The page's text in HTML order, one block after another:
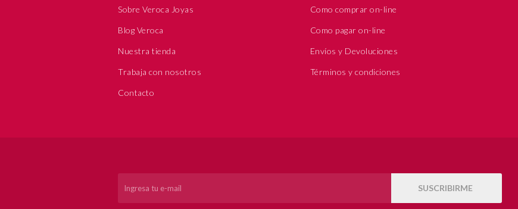
SUSCRIBIRME
Sobre Veroca Joyas
Blog Veroca
Nuestra tienda
Trabaja con nosotros
Contacto
Como comprar on-line
Como pagar on-line
Envíos y Devoluciones
Términos y condiciones